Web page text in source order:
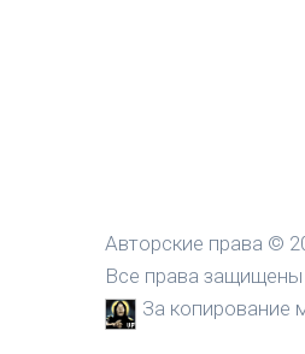
Авторские права ©
Все права защищены
За копирование